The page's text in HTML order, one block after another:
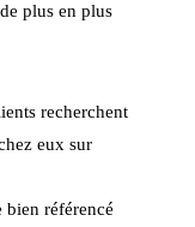
plus en plus
recherchent
eux sur
bien référencé